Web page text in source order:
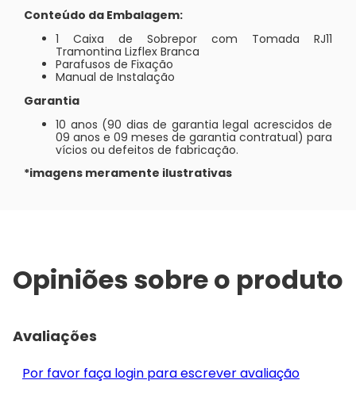
Conteúdo da Embalagem:
1 Caixa de Sobrepor com Tomada RJ11
Tramontina Lizflex Branca
Parafusos de Fixação
Manual de Instalação
Garantia
10 anos (90 dias de garantia legal acrescidos de
09 anos e 09 meses de garantia contratual) para
vícios ou defeitos de fabricação.
*imagens meramente ilustrativas
Opiniões sobre o produto
Avaliações
Por favor faça login para escrever avaliação